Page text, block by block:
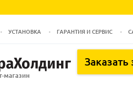
УСТАНОВКА ГАРАНТИЯ И СЕРВИС
магазин
Заказать